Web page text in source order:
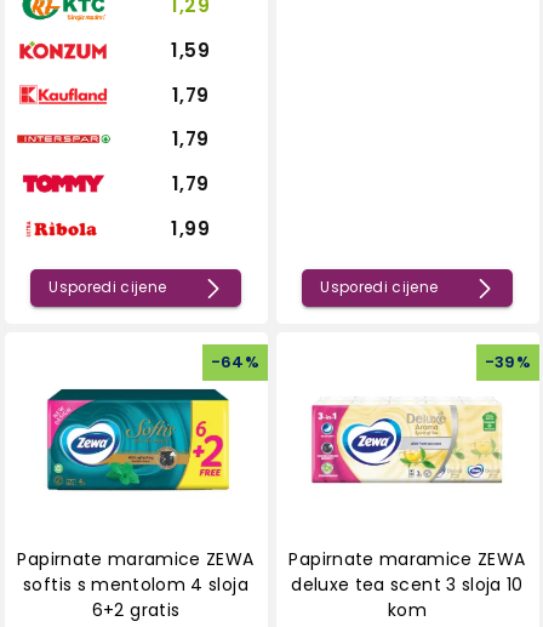
1,29
1,59
1,79
1,79
1,79
1,99
Usporedi cijene Usporedi cijene
-64%
Papirnate maramice ZEWA
softis s mentolom 4 sloja
6+2 gratis
-39%
Papirnate maramice ZEWA
deluxe tea scent 3 sloja 10
kom